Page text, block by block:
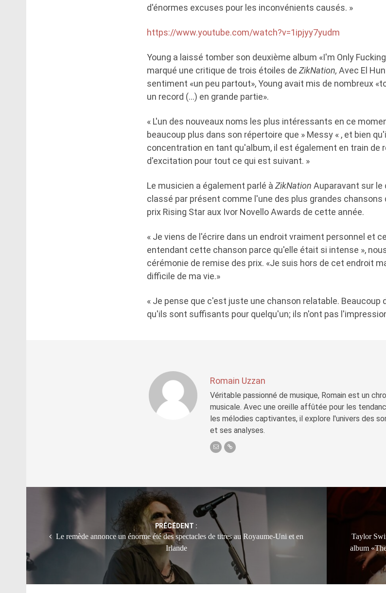
d'énormes excuses pour les inconvénients causés. »
https://www.youtube.com/watch?v=1ipjyy7yudm
Young a laissé tomber son deuxième album «I'm Only
marqué une critique de trois étoiles de ZikNation, Avec El
sentiment «un peu partout», Young avait mis de nombreux
un record (…) en grande partie».
« L'un des nouveaux noms les plus intéressants en ce
beaucoup plus dans son répertoire que » Messy « , et bien
concentration en tant qu'album, il est également en train de
d'excitation pour tout ce qui est suivant. »
Le musicien a également parlé à ZikNation Auparavant sur le
classé par présent comme l'une des plus grandes chansons
prix Rising Star aux Ivor Novello Awards de cette année.
« Je viens de l'écrire dans un endroit vraiment personnel et
entendant cette chanson parce qu'elle était si intense »,
cérémonie de remise des prix. «Je suis hors de cet endroit
difficile de ma vie.»
« Je pense que c'est juste une chanson relatable. Beaucoup
qu'ils sont suffisants pour quelqu'un; ils n'ont pas
Romain Uzzan
Véritable passionné de musique, Romain est un
musicale. Avec une oreille affûtée pour les
les mélodies captivantes, il explore l'univers des
et ses analyses.
PRÉCÉDENT :
Le remède annonce un énorme été des spectacles de titres au Royaume-Uni et en
Irlande
Taylor
album